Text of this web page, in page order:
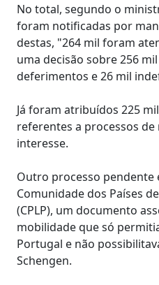
No total, segundo o
foram notificadas por
destas, "264 mil foram
uma decisão sobre 256
deferimentos e 26 mil
Já foram atribuídos 225
referentes a processos
interesse.
Outro processo pendente
Comunidade dos Países
(CPLP), um documento
mobilidade que só
Portugal e não
Schengen.